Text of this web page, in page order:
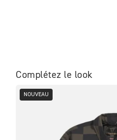
Complétez le look
NOUVEAU